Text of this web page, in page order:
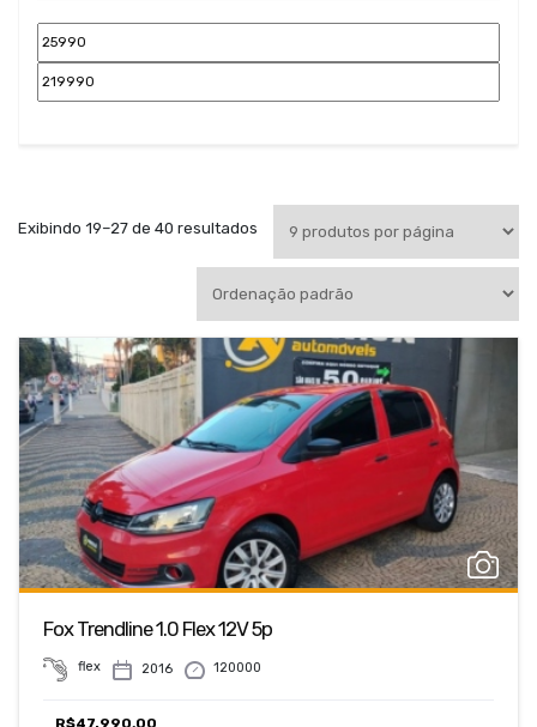
Exibindo 19–27 de 40 resultados
Fox Trendline 1.0 Flex 12V 5p
flex 2016 120000
R$47.990,00